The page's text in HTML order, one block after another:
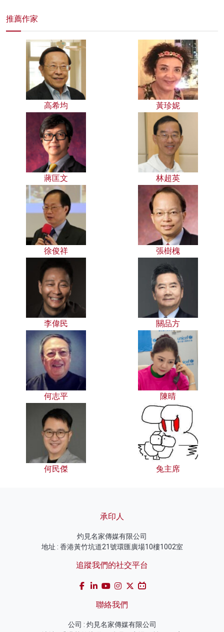
推薦作家
高希均 黃珍妮
蔣匡文 林超英
徐俊祥 張樹槐
李偉民 關品方
何志平 陳晴
何民傑 兔主席
承印人
灼見名家傳媒有限公司
地址 : 香港黃竹坑道21號環匯廣場10樓1002室
追蹤我們的社交平台
聯絡我們
公司 : 灼見名家傳媒有限公司